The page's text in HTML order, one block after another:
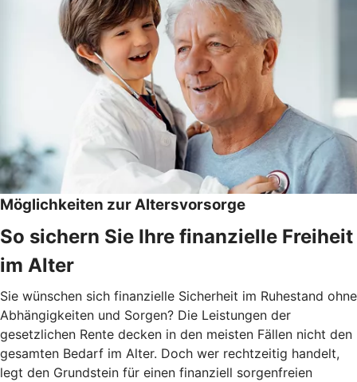
Möglichkeiten zur Altersvorsorge
So sichern Sie Ihre finanzielle Freiheit
im Alter
Sie wünschen sich finanzielle Sicherheit im Ruhestand ohne
Abhängigkeiten und Sorgen? Die Leistungen der
gesetzlichen Rente decken in den meisten Fällen nicht den
gesamten Bedarf im Alter. Doch wer rechtzeitig handelt,
legt den Grundstein für einen finanziell sorgenfreien